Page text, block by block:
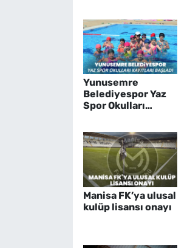
Yunusemre
Belediyespor Yaz
Spor Okulları
Manisa FK’ya ulusal
kulüp lisansı onayı